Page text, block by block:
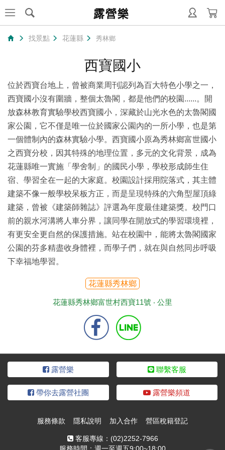
露營樂
找景點 花蓮縣 秀林鄉
西寶國小
位於西寶台地上，曾被商業周刊認列為百大特色小學之一，
西寶國小沒有圍牆，整個太魯閣，都是他們的校園......。開
放森林教育實驗學校西寶國小，深藏於山光水色的太魯閣國
家公園，它不僅是唯一位於國家公園內的一所小學，也是第
一個體制內的森林實驗小學。西寶國小原為秀林鄉富世國小
之西寶分校，因其特殊的地理位置，多元的文化背景，成為
花蓮縣唯一實施「學舍制」的國民小學，學校形成師生住
宿、學習全在一起的大家庭。校園設計採用院落式，其主體
建築不像一般學校呆板方正，而是呈現特殊的六角型屋頂綠
建築，曾被《建築師雜誌》評選為年度最佳建築獎。校門口
前的親水河溝將人車分界，讓同學在開放式的學習環境裡，
有更安全更自然的保護措施。站在校園中，能將太魯閣國家
公園的芬多精盡收身體裡，而學子們，就在與自然同步呼吸
下幸福地學習。
花蓮縣秀林鄉
花蓮縣秀林鄉富世村西寶11號 ‧ 公里
露營樂 聯繫客服
帶你去露營社團 露營樂頻道
服務條款 隱私說明 加入合作 營區稅籍登記
客服專線： (02)2252-7966